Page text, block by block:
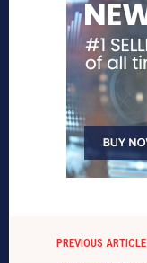
PREVIOUS ARTICLE